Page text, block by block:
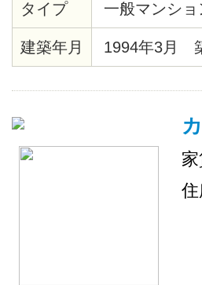
タイプ 一般マンシ
建築年月 1994年3月